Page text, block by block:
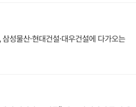
성물산·현대건설·대우건설에 다가오는